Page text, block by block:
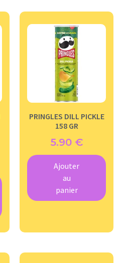
PRINGLES DILL PICKLE
158 GR
5.90 €
Ajouter
au
panier